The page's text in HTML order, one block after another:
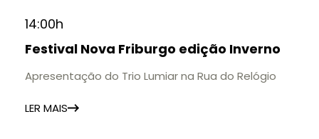
14:00h
Festival Nova Friburgo edição Inverno
Apresentação do Trio Lumiar na Rua do Relógio
LER MAIS